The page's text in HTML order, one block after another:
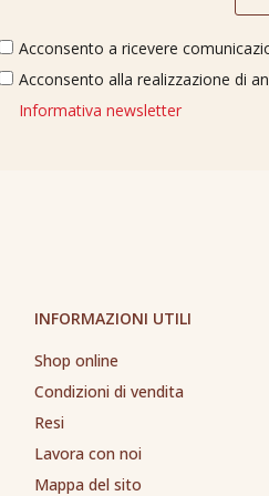
Acconsento a ricevere
Acconsento alla realizzazione di
Informativa newsletter
INFORMAZIONI UTILI
Shop online
Condizioni di vendita
Resi
Lavora con noi
Mappa del sito